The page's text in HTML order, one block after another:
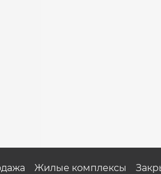
Жилые комплексы